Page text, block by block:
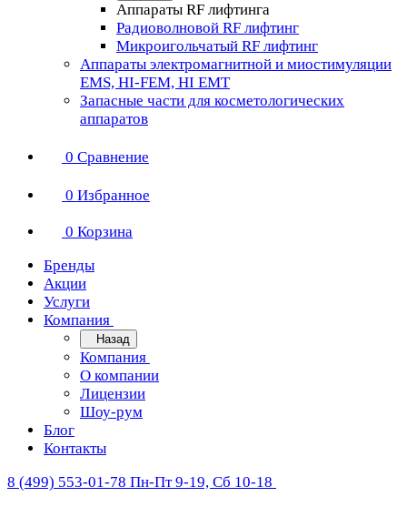
Аппараты RF лифтинга
Радиоволновой RF лифтинг
Микроигольчатый RF лифтинг
Аппараты электромагнитной и миостимуляции
EMS, HI-FEM, HI EMT
Запасные части для косметологических
аппаратов
0 Сравнение
0 Избранное
0 Корзина
Бренды
Акции
Услуги
Компания
Назад
Компания
О компании
Лицензии
Шоу-рум
Блог
Контакты
8 (499) 553-01-78 Пн-Пт 9-19, Сб 10-18